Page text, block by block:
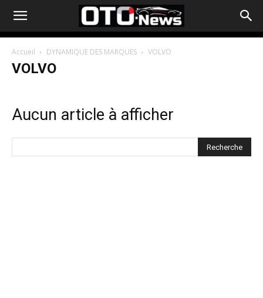
Accueil DYNAMIQUE DES MARQUES VOLVO
VOLVO
Aucun article à afficher